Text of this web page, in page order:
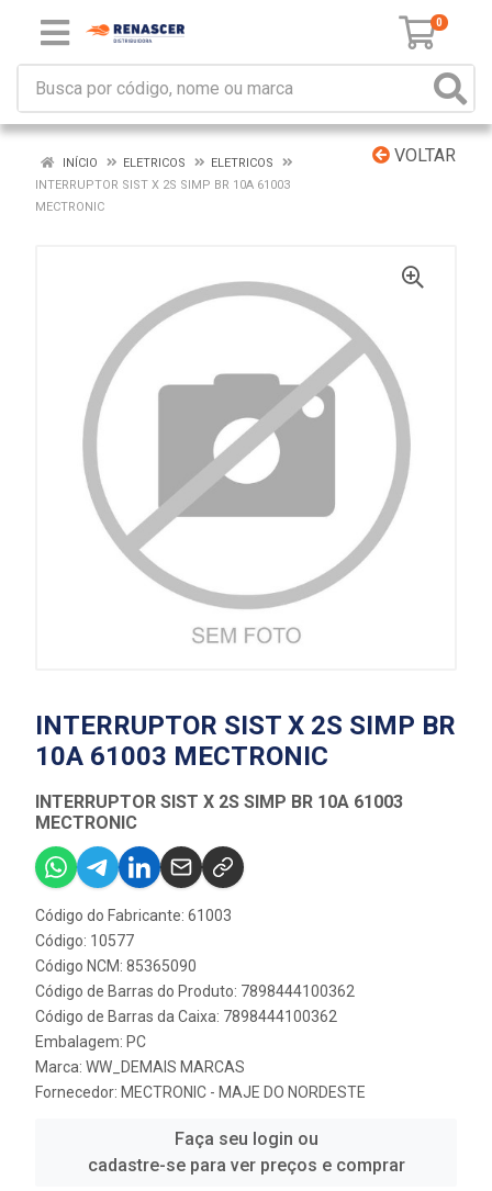
0
VOLTAR
INÍCIO ELETRICOS
ELETRICOS
INTERRUPTOR SIST X 2S SIMP BR 10A 61003
MECTRONIC
INTERRUPTOR SIST X 2S SIMP BR
10A 61003 MECTRONIC
INTERRUPTOR SIST X 2S SIMP BR 10A 61003
MECTRONIC
Código do Fabricante: 61003
Código: 10577
Código NCM: 85365090
Código de Barras do Produto: 7898444100362
Código de Barras da Caixa: 7898444100362
Embalagem: PC
Marca: WW_DEMAIS MARCAS
Fornecedor: MECTRONIC - MAJE DO NORDESTE
Faça seu login ou
cadastre-se para ver preços e comprar